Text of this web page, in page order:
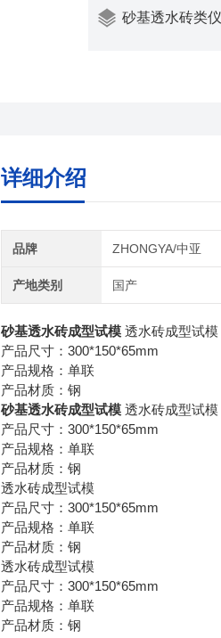
砂基透水砖类
详细介绍
品牌 ZHONGYA/中亚
产地类别 国产
砂基透水砖成型试模 透水砖成型试模
产品尺寸： 300*150*65mm
产品规格：单联
产品材质：钢
砂基透水砖成型试模 透水砖成型试模
产品尺寸： 300*150*65mm
产品规格：单联
产品材质：钢
透水砖成型试模
产品尺寸： 300*150*65mm
产品规格：单联
产品材质：钢
透水砖成型试模
产品尺寸： 300*150*65mm
产品规格：单联
产品材质：钢